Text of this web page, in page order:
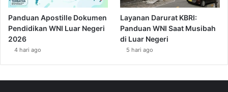
Panduan Apostille Dokumen
Pendidikan WNI Luar Negeri
2026
4 hari ago
Layanan Darurat KBRI:
Panduan WNI Saat Musibah
di Luar Negeri
5 hari ago